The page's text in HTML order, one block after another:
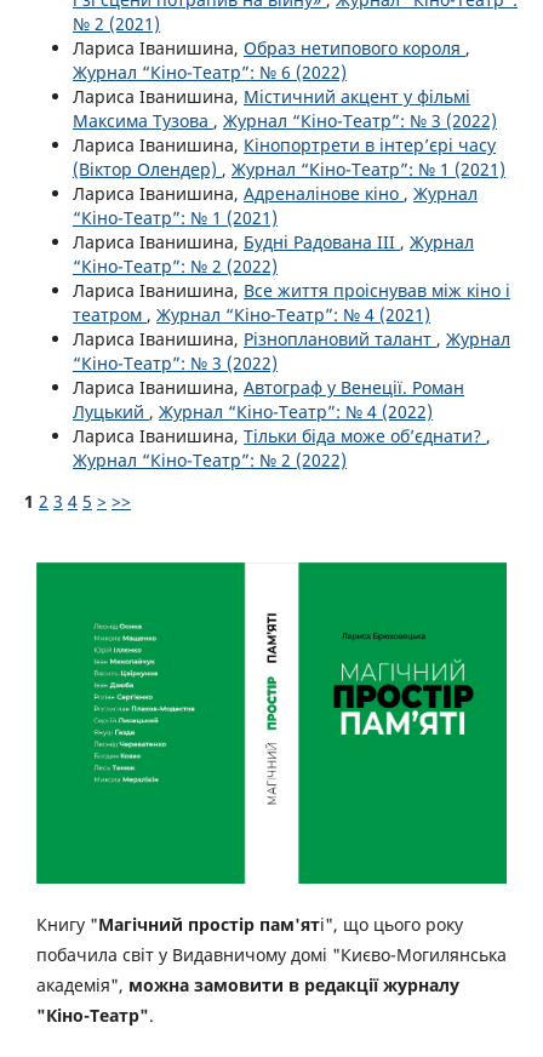
№ 2 (2021)
Лариса Іванишина, Образ нетипового короля ,
Журнал “Кіно-Театр”: № 6 (2022)
Лариса Іванишина, Містичний акцент у фільмі
Максима Тузова , Журнал “Кіно-Театр”: № 3 (2022)
Лариса Іванишина, Кінопортрети в інтер’єрі часу
(Віктор Олендер) , Журнал “Кіно-Театр”: № 1 (2021)
Лариса Іванишина, Адреналінове кіно , Журнал
“Кіно-Театр”: № 1 (2021)
Лариса Іванишина, Будні Радована ІІІ , Журнал
“Кіно-Театр”: № 2 (2022)
Лариса Іванишина, Все життя проіснував між кіно і
театром , Журнал “Кіно-Театр”: № 4 (2021)
Лариса Іванишина, Різноплановий талант , Журнал
“Кіно-Театр”: № 3 (2022)
Лариса Іванишина, Автограф у Венеції. Роман
Луцький , Журнал “Кіно-Театр”: № 4 (2022)
Лариса Іванишина, Тільки біда може об’єднати? ,
Журнал “Кіно-Театр”: № 2 (2022)
1 2 3 4 5 > >>
Книгу "Магічний простір пам'яті", що цього року
побачила світ у Видавничому домі "Києво-Могилянська
академія", можна замовити в редакції журналу
"Кіно-Театр".